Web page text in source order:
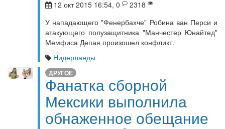
12 окт 2015 16:54, 0
2318
У нападающего "Фенербахче" Робина ван Перси и
атакующего полузащитника "Манчестер Юнайтед"
Мемфиса Депая произошел конфликт.
Нидерланды
ДРУГОЕ
Фанатка сборной
Мексики выполнила
обнаженное обещание